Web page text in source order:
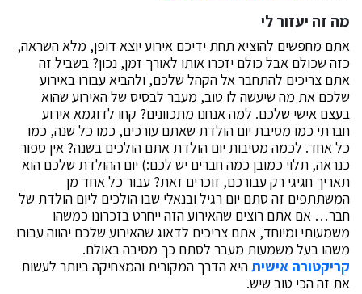
מה זה יעזור לי
אתם מחפשים להוציא תחת ידיכם אירוע יוצא דופן, מלא השראה,
כזה שכולם אבל כולם יזכרו אותו לאורך זמן, נכון? בשביל זה
אתם צריכים להתחבר אל הקהל שלכם, ולהביא עבורו באירוע
שלכם את מה שיעשה לו טוב, מעבר לבסיס של האירוע שהוא
בעצם אישי שלכם. למה אנחנו מתכוונים? קחו לדוגמא אירוע
חברתי כמו מסיבת יום הולדת שאתם עורכים, כמו כל שנה, כמו
כל אחד. לכמה מסיבות יום הולדת אתם הולכים בשנה? אין ספור
כנראה, תלוי כמובן כמה חברים יש לכם:) יום ההולדת שלכם הוא
תאריך חגיגי רק עבורכם, זוכרים זאת? עבור כל אחד מן
המשתתפים זה סתם יום רגיל ובנאלי שבו הולכים ליום הולדת של
חבר… אם אתם רוצים שהאירוע הזה ייחרט בזכרונו כמשהו
משמעותי ומיוחד, אתם צריכים לדאוג שהאירוע שלכם יהווה עבורו
משהו בעל משמעות מעבר לסתם כך מסיבה באולם.
קריקטורה אישיתהיא הדרך המקורית והמצחיקה ביותר לעשות
את זה הכי טוב שיש.